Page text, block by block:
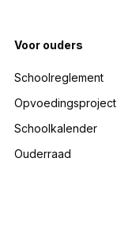
Voor ouders
Schoolreglement
Opvoedingsproject
Schoolkalender
Ouderraad